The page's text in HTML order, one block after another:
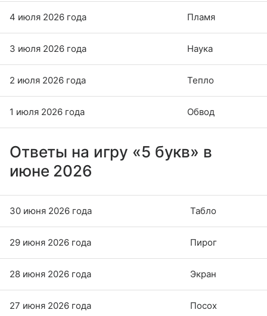
4 июля 2026 года Пламя
3 июля 2026 года Наука
2 июля 2026 года Тепло
1 июля 2026 года Обвод
Ответы на игру «5 букв» в
июне 2026
30 июня 2026 года Табло
29 июня 2026 года Пирог
28 июня 2026 года Экран
27 июня 2026 года Посох